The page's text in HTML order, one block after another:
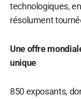
technologiques,
résolument
Une offre
unique
850 exposants,